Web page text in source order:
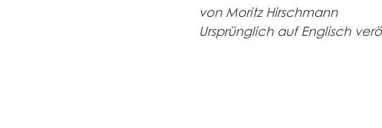
von Moritz Hirschmann
Ursprünglich auf Englisch